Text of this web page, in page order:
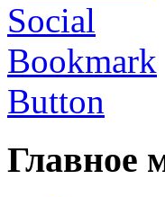
Главное